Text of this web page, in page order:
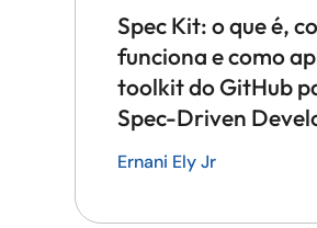
Spec Kit: o que é,
funciona e como
toolkit do GitHub
Spec-Driven
Ernani Ely Jr